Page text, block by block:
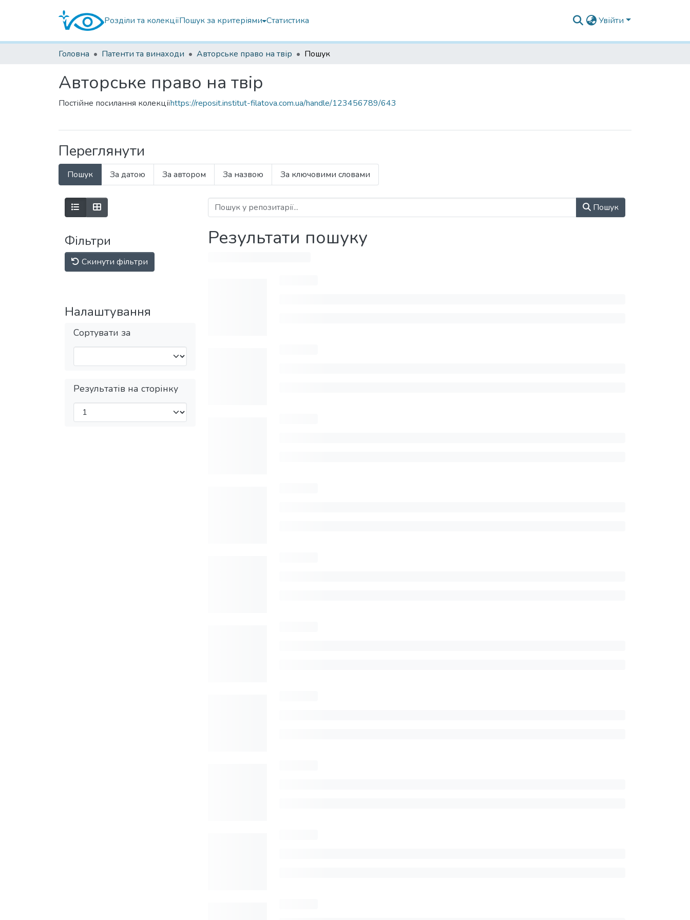
Розділи та колекціїПошук за критеріями Статистика Увійти
Головна Патенти та винаходи Авторське право на твір Пошук
Авторське право на твір
Постійне посилання колекціїhttps://reposit.institut-filatova.com.ua/handle/123456789/643
Переглянути
Пошук За датою За автором За назвою За ключовими словами
Фільтри
Скинути фільтри
Налаштування
Сортувати за
Результатів на сторінку
Пошук
Результати пошуку